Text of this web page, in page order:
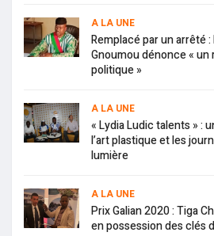
A LA UNE
Remplacé par un arrêté
Gnoumou dénonce «
politique »
A LA UNE
« Lydia Ludic talents » :
l’art plastique et les
lumière
A LA UNE
Prix Galian 2020 : Tiga
en possession des clés